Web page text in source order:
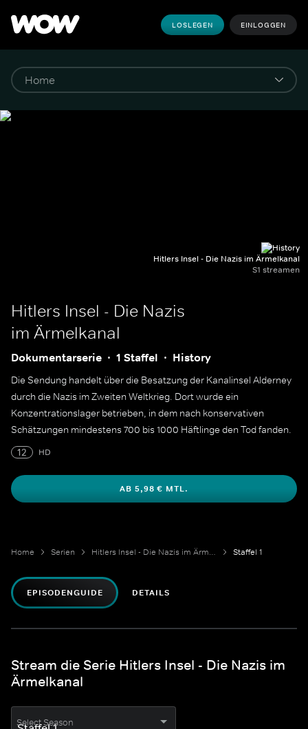
LOSLEGEN EINLOGGEN
Hitlers Insel - Die Nazis im Ärmelkanal
S1 streamen
Hitlers Insel - Die Nazis
im Ärmelkanal
Dokumentarserie 1 Staffel History
Die Sendung handelt über die Besatzung der Kanalinsel Alderney
durch die Nazis im Zweiten Weltkrieg. Dort wurde ein
Konzentrationslager betrieben, in dem nach konservativen
Schätzungen mindestens 700 bis 1000 Häftlinge den Tod fanden.
12
HD
AB 5,98 € MTL.
Home Serien Hitlers Insel - Die Nazis im Ärmelkanal Staffel 1
EPISODENGUIDE DETAILS
Stream die Serie Hitlers Insel - Die Nazis im
Ärmelkanal
Select Season